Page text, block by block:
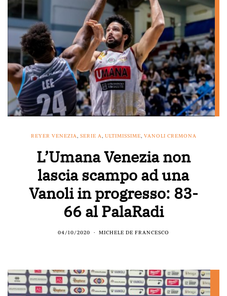
REYER VENEZIA, SERIE A, ULTIMISSIME, VANOLI CREMONA
L’Umana Venezia non
lascia scampo ad una
Vanoli in progresso: 83-
66 al PalaRadi
04/10/2020 MICHELE DE FRANCESCO